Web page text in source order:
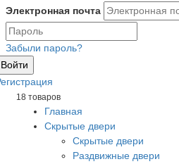
Электронная почта
Забыли пароль?
Войти
18 товаров
Главная
Скрытые двери
Скрытые двери
Раздвижные двери